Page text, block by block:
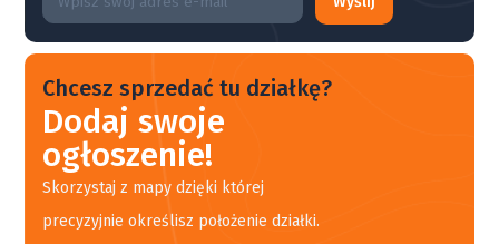
Chcesz sprzedać tu działkę?
Dodaj swoje
ogłoszenie!
Skorzystaj z mapy dzięki której
precyzyjnie określisz położenie działki.